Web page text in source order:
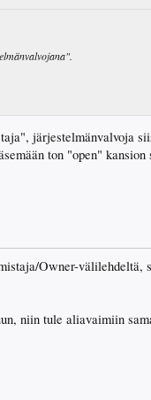
järjestelmänvalvoja
ton "open"
Owner-
niin tule aliavaimiin